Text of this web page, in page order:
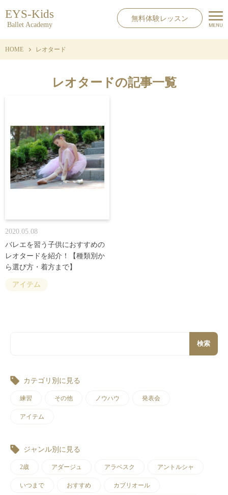
EYS-Kids
Ballet Academy
無料体験レッスン
HOME レオタード
レオタードの記事一覧
2020.05.08
バレエを習う子供におすすめの
レオタードを紹介！【種類別か
ら選び方・着方まで】
アイテム
検索
カテゴリ別に見る
練習 その他 ノウハウ 発表会
アイテム
ジャンル別に見る
2歳 アダージュ アラベスク アントルシャ
いつまで おすすめ カブリオール